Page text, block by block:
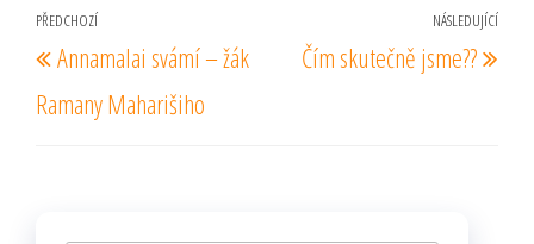
Navigace
pro
příspěvek
Předchozí
příspěvek
PŘEDCHOZÍ
Annamalai svámí – žák
Ramany Maharišiho
NÁSLEDUJÍCÍ
Čím skutečně jsme??